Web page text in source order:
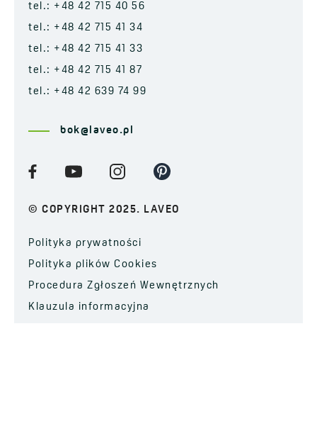
tel.: +48 42 715 40 56
tel.: +48 42 715 41 34
tel.: +48 42 715 41 33
tel.: +48 42 715 41 87
tel.: +48 42 639 74 99
bok@laveo.pl
© COPYRIGHT 2025. LAVEO
Polityka prywatności
Polityka plików Cookies
Procedura Zgłoszeń Wewnętrznych
Klauzula informacyjna